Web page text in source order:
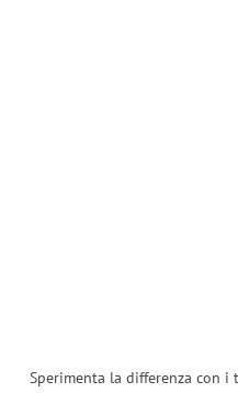
Sperimenta la differenza con i